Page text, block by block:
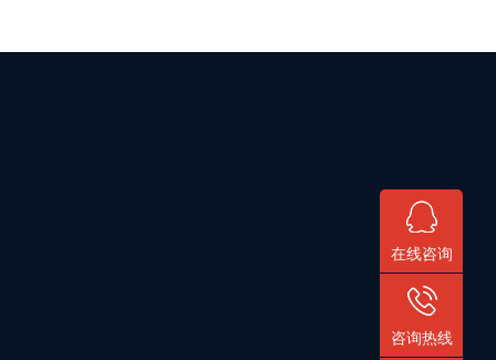
在线咨询
咨询热线